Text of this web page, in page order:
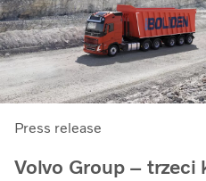
Press release
Volvo Group – trzeci